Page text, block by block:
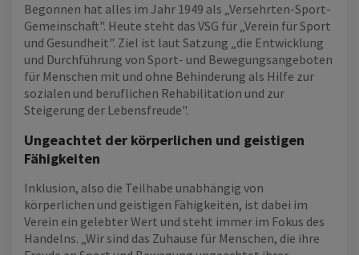
Begonnen hat alles im Jahr 1949 als „Versehrten-Sport-
Gemeinschaft". Heute steht das VSG für „Verein für Sport
und Gesundheit". Ziel ist laut Satzung „die Entwicklung
und Durchführung von Sport- und Bewegungsangeboten
für Menschen mit und ohne Behinderung als Hilfe zur
sozialen und beruflichen Rehabilitation und zur
Steigerung der Lebensfreude".
Ungeachtet der körperlichen und geistigen
Fähigkeiten
Inklusion, also die Teilhabe unabhängig von
körperlichen und geistigen Fähigkeiten, ist dabei im
Verein ein gelebter Wert und steht immer im Fokus des
Handelns. „Wir sind das Zuhause für Menschen, die ihre